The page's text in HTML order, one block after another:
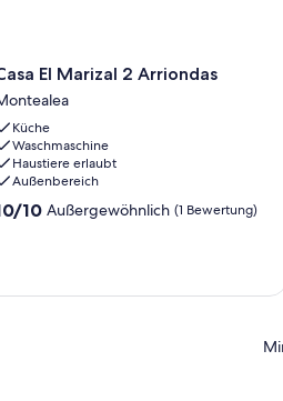
El Marizal 2 Arriondas
Küche
Waschmaschine
Haustiere erlaubt
Außenbereich
10 Außergewöhnlich (1 Bewertung)